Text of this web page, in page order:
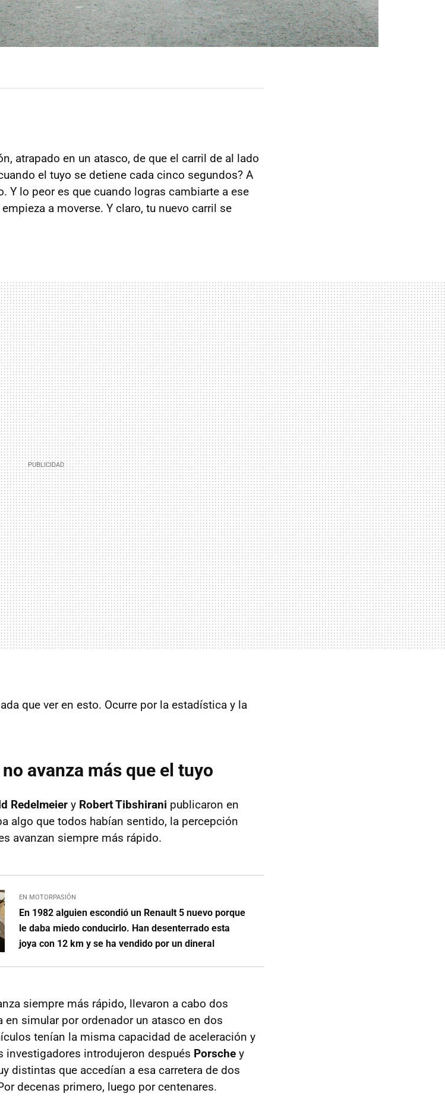
atrapado en un atasco, de que el carril de al lado
el tuyo se detiene cada cinco segundos? A
Y lo peor es que cuando logras cambiarte a ese
a moverse. Y claro, tu nuevo carril se
que ver en esto. Ocurre por la estadística y la
avanza más que el tuyo
Redelmeier y Robert Tibshirani publicaron en
algo que todos habían sentido, la percepción
avanzan siempre más rápido.
EN MOTORPASIÓN
En 1982 alguien escondió un Renault 5 nuevo porque
le daba miedo conducirlo. Han desenterrado esta
joya con 12 km y se ha vendido por un dineral
siempre más rápido, llevaron a cabo dos
simular por ordenador un atasco en dos
tenían la misma capacidad de aceleración y
investigadores introdujeron después Porsche y
distintas que accedían a esa carretera de dos
decenas primero, luego por centenares.